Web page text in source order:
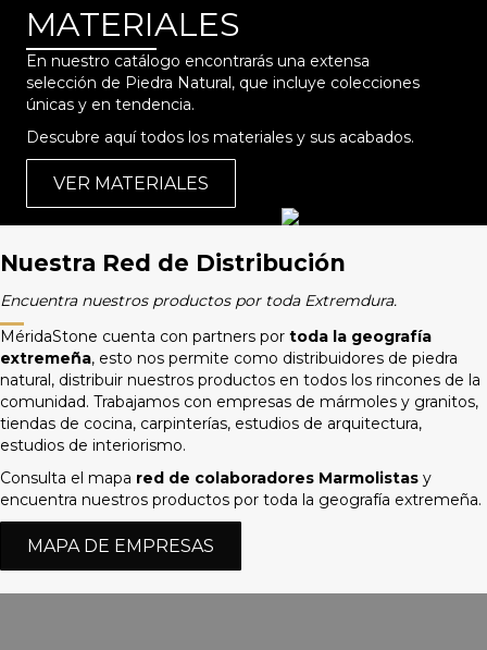
MATERIALES
En nuestro catálogo encontrarás una extensa
selección de Piedra Natural, que incluye colecciones
únicas y en tendencia.
Descubre aquí todos los materiales y sus acabados.
VER MATERIALES
Nuestra Red de Distribución
Encuentra nuestros productos por toda Extremdura.
MéridaStone cuenta con partners por toda la geografía
extremeña, esto nos permite como distribuidores de piedra
natural, distribuir nuestros productos en todos los rincones de la
comunidad. Trabajamos con empresas de mármoles y granitos,
tiendas de cocina, carpinterías, estudios de arquitectura,
estudios de interiorismo.
Consulta el mapa red de colaboradores Marmolistas y
encuentra nuestros productos por toda la geografía extremeña.
MAPA DE EMPRESAS